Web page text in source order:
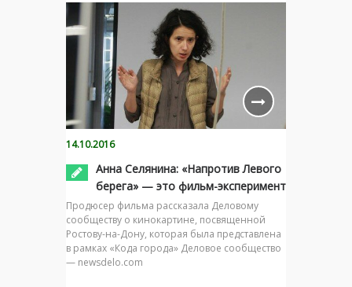
14.10.2016
Анна Селянина: «Напротив Левого
берега» — это фильм-эксперимент
Продюсер фильма рассказала Деловому
сообществу о кинокартине, посвященной
Ростову-на-Дону, которая была представлена
в рамках «Кода города» Деловое сообщество
— newsdelo.com